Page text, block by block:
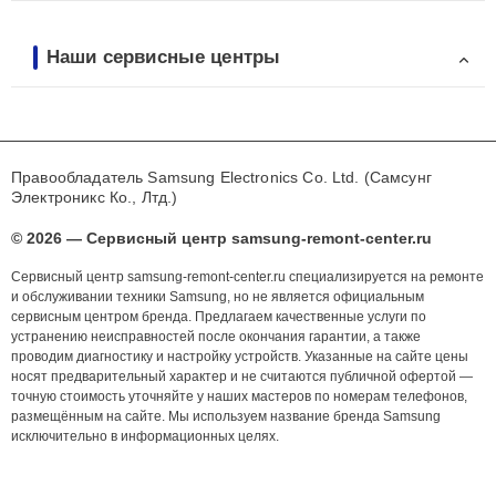
Наши сервисные центры
Правообладатель Samsung Electronics Co. Ltd. (Самсунг
Электроникс Ко., Лтд.)
© 2026 — Сервисный центр samsung-remont-center.ru
Сервисный центр samsung-remont-center.ru специализируется на ремонте
и обслуживании техники Samsung, но не является официальным
сервисным центром бренда. Предлагаем качественные услуги по
устранению неисправностей после окончания гарантии, а также
проводим диагностику и настройку устройств. Указанные на сайте цены
носят предварительный характер и не считаются публичной офертой —
точную стоимость уточняйте у наших мастеров по номерам телефонов,
размещённым на сайте. Мы используем название бренда Samsung
исключительно в информационных целях.